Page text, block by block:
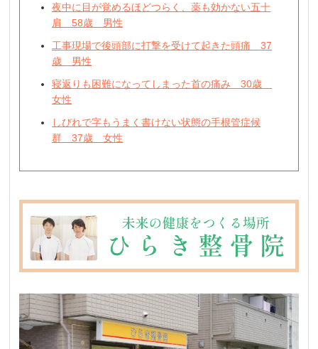
夜中に目が覚めるほどつらく、薬も効かない五十
肩 58歳 男性
工事現場で後頭部に打撃を受けて起きた頭痛 37
歳 男性
寝返りも困難になってしまった首の痛み 30歳
女性
しびれで字もうまく書けない状態の手根管症候
群 37歳 女性